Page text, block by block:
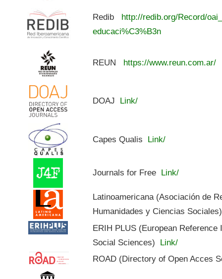
Redib
http://redib.org/Record/
educaci%C3%B3n
REUN https://www.reun.com.ar/
DOAJ Link/
Capes Qualis Link/
Journals for Free Link/
Latinoamericana (Asociación de
Humanidades y Ciencias Sociales)
ERIH PLUS (European
Social Sciences) Link/
ROAD (Directory of Open Acces